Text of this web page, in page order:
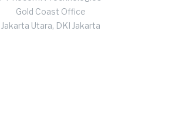
Gold Coast Office
Jakarta Utara, DKI Jakarta